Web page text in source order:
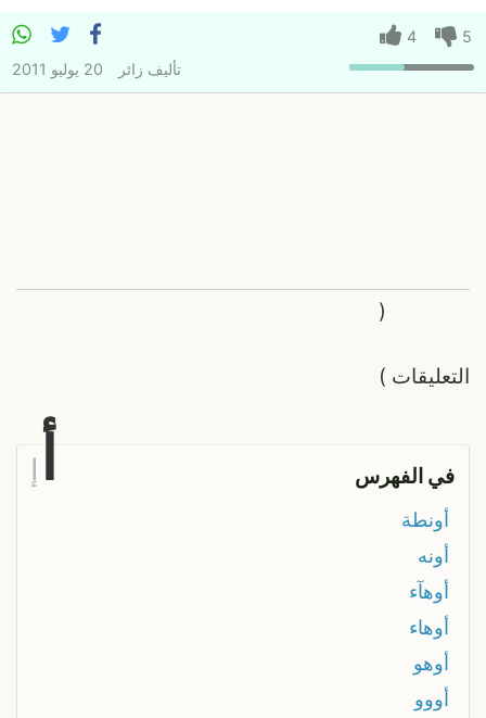
5
4
تأليف زائر 20 يوليو 2011
التعليقات
(
)
في الفهرس إ
أونطة
أونه
أوهآء
أوهاء
أوهو
أووو